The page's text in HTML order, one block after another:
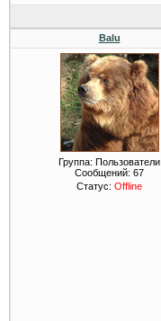
Balu
Группа: Пользователи
Сообщений: 67
Статус: Offline